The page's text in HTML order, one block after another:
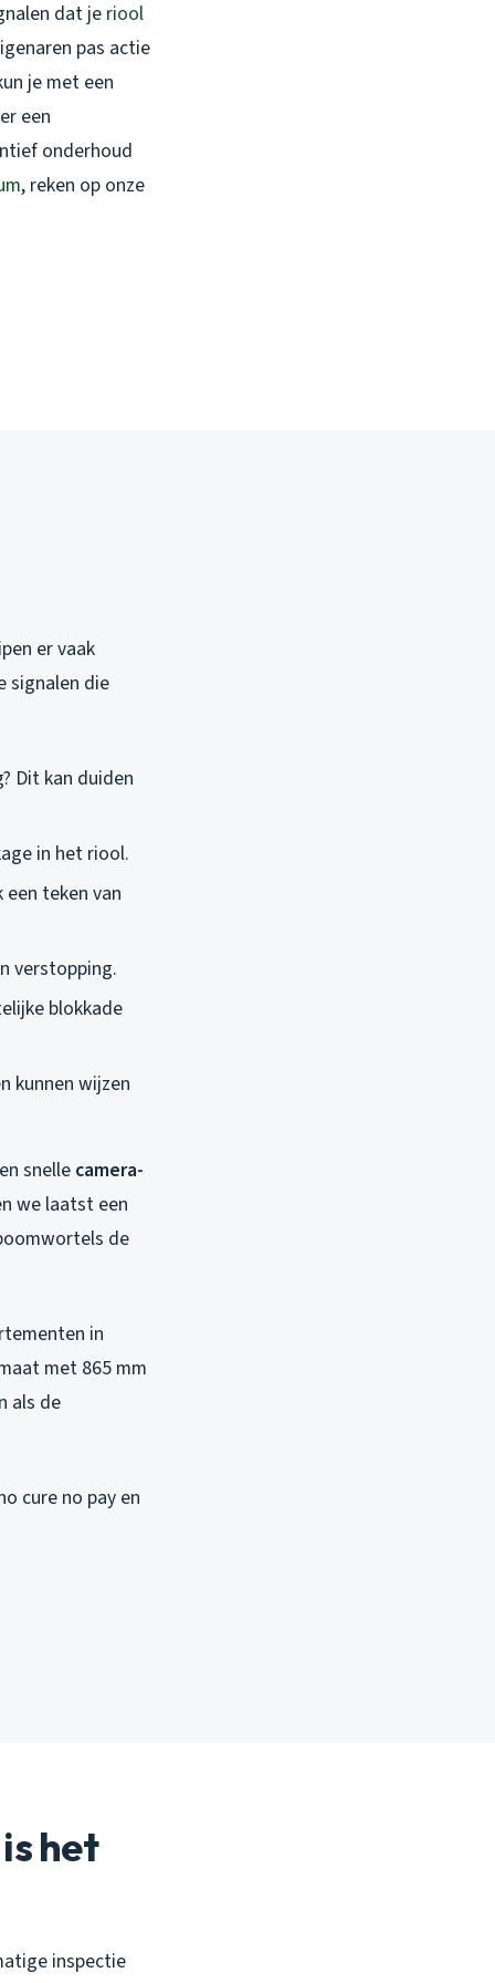
dat je riool
pas actie
je met een
een
onderhoud
, reken op onze
er vaak
signalen die
Dit kan duiden
in het riool.
teken van
verstopping.
blokkade
kunnen wijzen
snelle camera-
we laatst een
de
in
met 865 mm
als de
cure no pay en
het
inspectie